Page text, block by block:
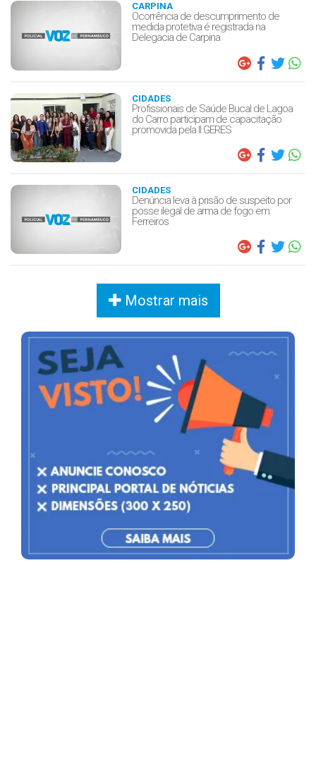
CARPINA
Ocorrência de descumprimento de
medida protetiva é registrada na
Delegacia de Carpina
CIDADES
Profissionais de Saúde Bucal de Lagoa
do Carro participam de capacitação
promovida pela II GERES
CIDADES
Denúncia leva à prisão de suspeito por
posse ilegal de arma de fogo em
Ferreiros
Mostrar mais